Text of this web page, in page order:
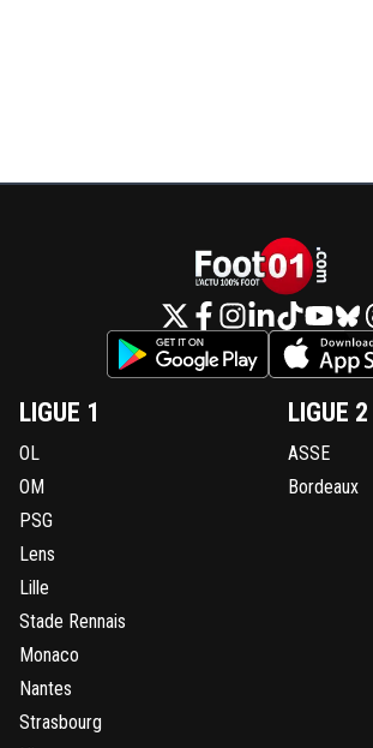
LIGUE 1
OL
OM
PSG
Lens
Lille
Stade Rennais
Monaco
Nantes
Strasbourg
LIGUE 2
ASSE
Bordeaux